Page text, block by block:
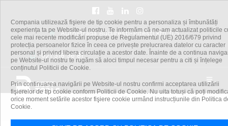
Autostrada Bucuresti-Pitesti km 11,5
021 318 36 87
Portable Toilets Rental
Are you looking to rent portable toilets for your
event? You are in the right place. Get in touch
with us. We'll take care of your project.
Compania utilizează fişiere de tip cookie pentru a personaliza și îmbunătăți
experiența ta pe Website-ul nostru. Te informăm că ne-am actualizat politicile
cele mai recente modificări propuse de Regulamentul (UE) 2016/679 privind
protecția persoanelor fizice în ceea ce privește prelucrarea datelor cu caracter
personal și privind libera circulație a acestor date. Înainte de a continua
pe Website-ul nostru te rugăm să aloci timpul necesar pentru a citi și înțelege
conținutul Politicii de Cookie.
Prin continuarea navigării pe Website-ul nostru confirmi acceptarea utilizării
fişierelor de tip cookie conform Politicii de Cookie. Nu uita totuși că poți
orice moment setările acestor fişiere cookie urmând instrucțiunile din Politica
Cookie.